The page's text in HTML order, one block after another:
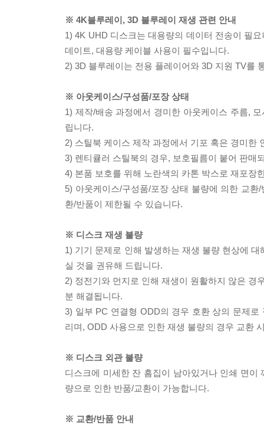
※ 4K블루레이, 3D 블루레이 재생 관련 안내
1) 4K UHD 디스크는 대용량의 데이터 전송이 필
데이트, 대용량 케이블 사용이 필수입니다.
2) 3D 블루레이는 전용 플레이어와 3D 지원 TV를
※ 아웃케이스/구성품/포장 상태
1) 제작/배송 과정에서 경미한 아웃케이스 주름,
립니다.
2) 스틸북 케이스 제작 과정에서 기포 혹은 경미한
3) 렌티큘러 스틸북의 경우, 보호필름이 붙어 판매
4) 본품 보호를 위해 노란색의 카톤 박스로 재포장
5) 아웃케이스/구성품/포장 상태 불량에 의한 교
환/반품이 제한될 수 있습니다.
※ 디스크 재생 불량
1) 기기 문제로 인해 발생하는 재생 불량 현상에
실 것을 권유해 드립니다.
2) 정전기와 먼지로 인해 재생이 원활하지 않은 경
분 해결됩니다.
3) 일부 PC 연결형 ODD의 경우 호환 상의 문제
리며, ODD 사용으로 인한 재생 불량의 경우 교환
※ 디스크 외관 불량
디스크에 미세한 잔 흠집이 남아있거나 인쇄 면
량으로 인한 반품/교환이 가능합니다.
※ 교환/반품 안내